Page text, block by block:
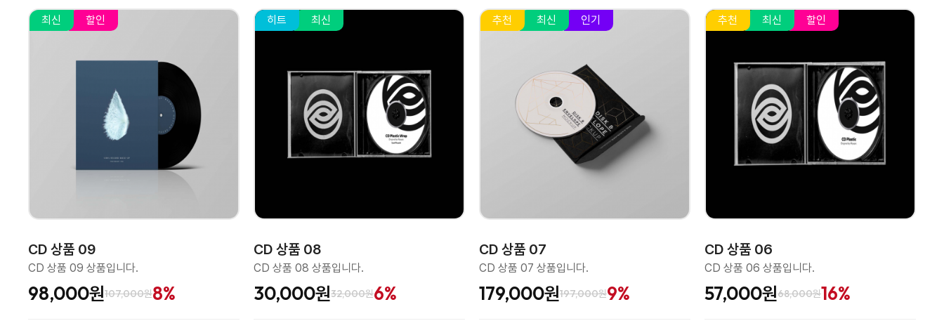
최신 할인
CD 상품 09
CD 상품 09 상품입니다.
98,000원107,000원8%
히트 최신
CD 상품 08
CD 상품 08 상품입니다.
30,000원32,000원6%
추천 최신 인기
CD 상품 07
CD 상품 07 상품입니다.
179,000원197,000원9%
추천 최신 할인
CD 상품 06
CD 상품 06 상품입니다.
57,000원68,000원16%